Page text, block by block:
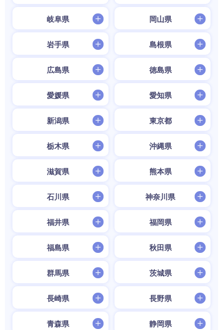
岐阜県 岡山県
岩手県 島根県
広島県 徳島県
愛媛県 愛知県
新潟県 東京都
栃木県 沖縄県
滋賀県 熊本県
石川県 神奈川県
福井県 福岡県
福島県 秋田県
群馬県 茨城県
長崎県 長野県
青森県 静岡県